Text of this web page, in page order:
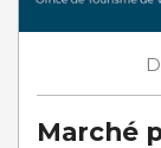
Marché